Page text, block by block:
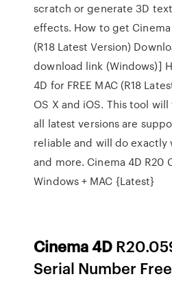
scratch or generate 3D
effects. How to get Cinema
(R18 Latest Version)
download link (Windows)]
4D for FREE MAC (R18
OS X and iOS. This tool
all latest versions are
reliable and will do exactly
and more. Cinema 4D R20
Windows + MAC {Latest}
Cinema4D
Serial Number